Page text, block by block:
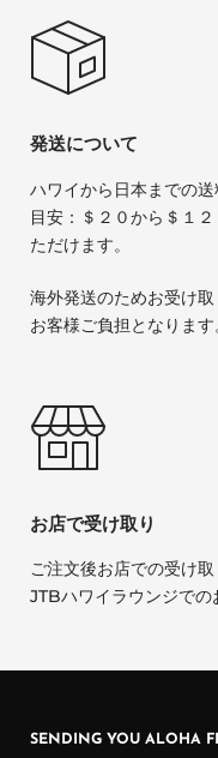
発送について
ハワイから日本までの
目安：＄２０から＄１
ただけます。
海外発送のためお受け
お客様ご負担となります
お店で受け取り
ご注文後お店での受け
JTBハワイラウンジでの
SENDING YOU ALOHA